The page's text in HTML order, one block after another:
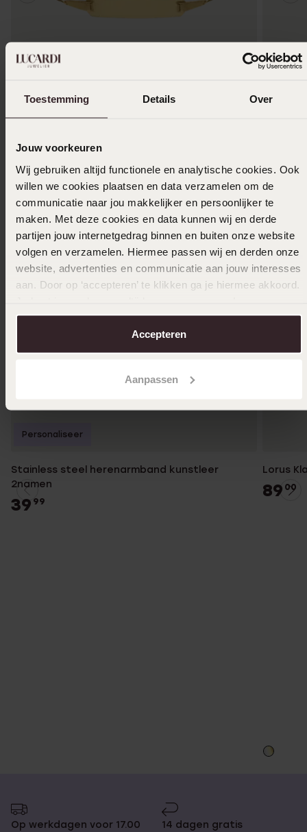
Toestemming Details Over
Jouw voorkeuren
Wij gebruiken altijd functionele en analytische cookies. Ook
willen we cookies plaatsen en data verzamelen om de
communicatie naar jou makkelijker en persoonlijker te
maken. Met deze cookies en data kunnen wij en derde
partijen jouw internetgedrag binnen en buiten onze website
volgen en verzamelen. Hiermee passen wij en derden onze
website, advertenties en communicatie aan jouw interesses
aan. Door op ‘accepteren’ te klikken ga je hiermee akkoord.
over in onscookiebeleid.
Accepteren
Aanpassen
14 karaat geelgouden kinder plaatarmband
449
Personaliseer
14
Anderen kochten ook
Stainless steel herenarmband kunstleer
2namen
39 99
Personaliseer
Lorus
89 00
Op werkdagen voor 17.00
14 dagen gratis